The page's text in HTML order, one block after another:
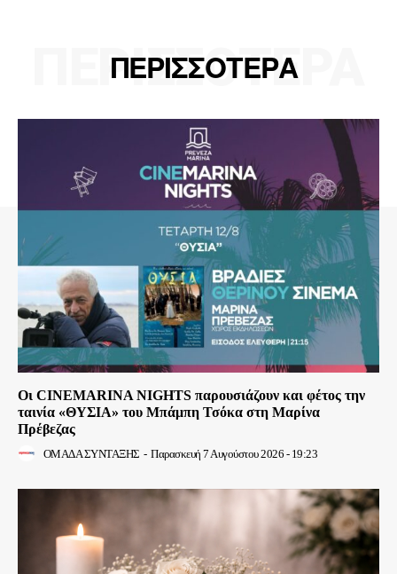
ΠΕΡΙΣΣΟΤΕΡΑ
ΠΕΡΙΣΣΟΤΕΡΑ
Οι CINEMARINA NIGHTS παρουσιάζουν και φέτος την
ταινία «ΘΥΣΙΑ» του Μπάμπη Τσόκα στη Μαρίνα
Πρέβεζας
ΟΜΑΔΑ ΣΥΝΤΑΞΗΣ - Παρασκευή 7 Αυγούστου 2026 - 19:23